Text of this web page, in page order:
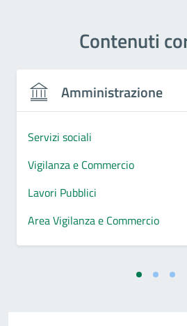
Contenuti
Amministrazione
Servizi sociali
Vigilanza e Commercio
Lavori Pubblici
Area Vigilanza e Commercio